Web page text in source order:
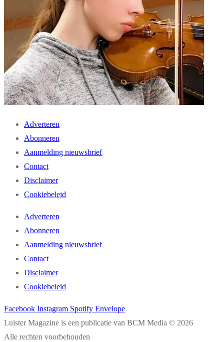
Adverteren
Abonneren
Aanmelding nieuwsbrief
Contact
Disclaimer
Cookiebeleid
Adverteren
Abonneren
Aanmelding nieuwsbrief
Contact
Disclaimer
Cookiebeleid
Facebook Instagram Spotify Envelope
Luister Magazine is een publicatie van BCM Media © 2026
Alle rechten voorbehouden